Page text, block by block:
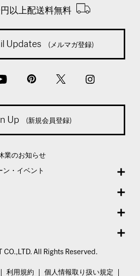
以上配送料無料
Updates (メルマガ登録)
Up (新規会員登録)
業のお知らせ
ン・イベント
CO.,LTD. All Rights Reserved.
利用規約 個人情報取り扱い規定